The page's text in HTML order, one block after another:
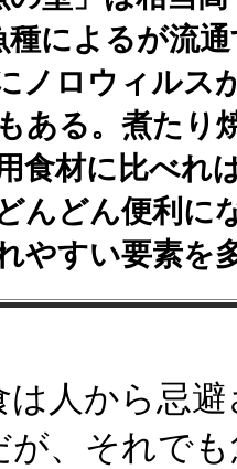
種によるが流
ノロウィルス
ある。煮たり
食材に比べれ
んどん便利に
やすい要素を
は人から忌
、それで